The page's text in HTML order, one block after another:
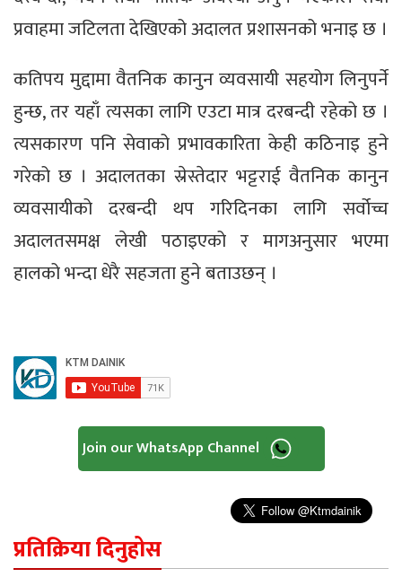
प्रवाहमा जटिलता देखिएको अदालत प्रशासनको भनाइ छ ।
कतिपय मुद्दामा वैतनिक कानुन व्यवसायी सहयोग लिनुपर्ने
हुन्छ, तर यहाँ त्यसका लागि एउटा मात्र दरबन्दी रहेको छ ।
त्यसकारण पनि सेवाको प्रभावकारिता केही कठिनाइ हुने
गरेको छ । अदालतका स्रेस्तेदार भट्टराई वैतनिक कानुन
व्यवसायीको दरबन्दी थप गरिदिनका लागि सर्वोच्च
अदालतसमक्ष लेखी पठाइएको र मागअनुसार भएमा
हालको भन्दा धेरै सहजता हुने बताउछन् ।
Join our WhatsApp Channel
प्रतिक्रिया दिनुहोस